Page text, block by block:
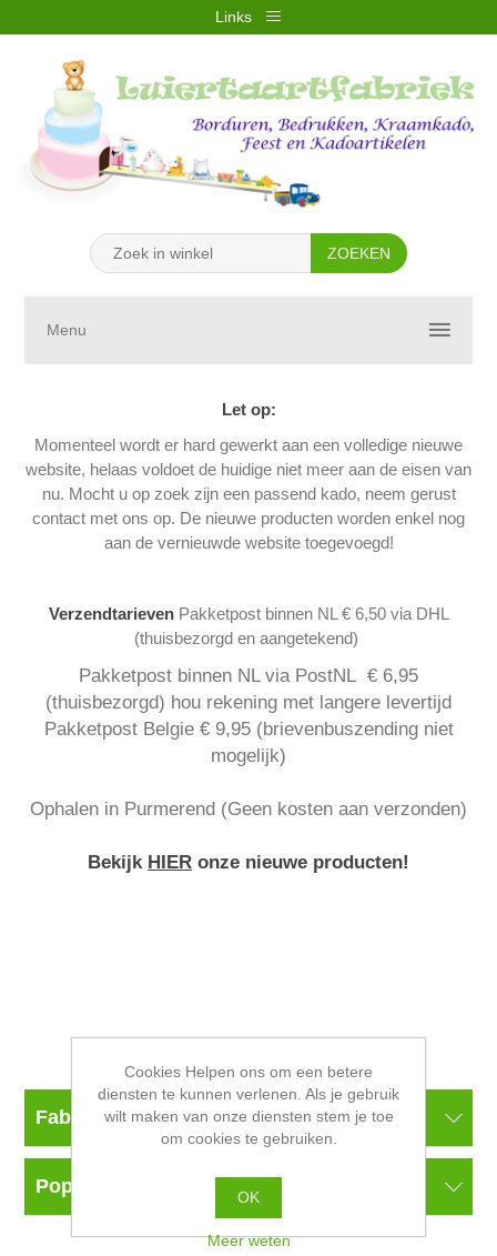
Links
REGISTREREN
WINKELWAGEN (0)
Menu
Let op:
Momenteel wordt er hard gewerkt aan een volledige nieuwe
website, helaas voldoet de huidige niet meer aan de eisen van
nu. Mocht u op zoek zijn een passend kado, neem gerust
contact met ons op. De nieuwe producten worden enkel nog
aan de vernieuwde website toegevoegd!
Verzendtarieven Pakketpost binnen NL € 6,50 via DHL
(thuisbezorgd en aangetekend)
Pakketpost binnen NL via PostNL € 6,95
(thuisbezorgd) hou rekening met langere levertijd
Pakketpost Belgie € 9,95 (brievenbuszending niet
mogelijk)
Ophalen in Purmerend (Geen kosten aan verzonden)
Bekijk HIER onze nieuwe producten!
Fabrikanten
Populaire labels
Cookies Helpen ons om een betere
diensten te kunnen verlenen. Als je gebruik
wilt maken van onze diensten stem je toe
om cookies te gebruiken.
OK
Meer weten